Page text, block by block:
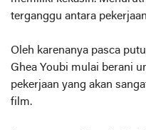
terganggu antara
Oleh karenanya pasca
Ghea Youbi mulai berani
pekerjaan yang akan
film.